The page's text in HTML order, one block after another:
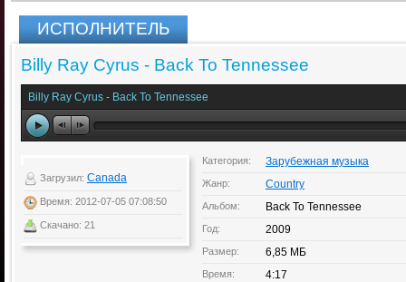
ИСПОЛНИТЕЛЬ
Billy Ray Cyrus - Back To Tennessee
Billy Ray Cyrus - Back To Tennessee
Загрузил: Canada
Время: 2012-07-05 07:08:50
Скачано: 21
Категория: Зарубежная музыка
Жанр: Country
Альбом: Back To Tennessee
Год: 2009
Размер: 6,85 МБ
Время: 4:17